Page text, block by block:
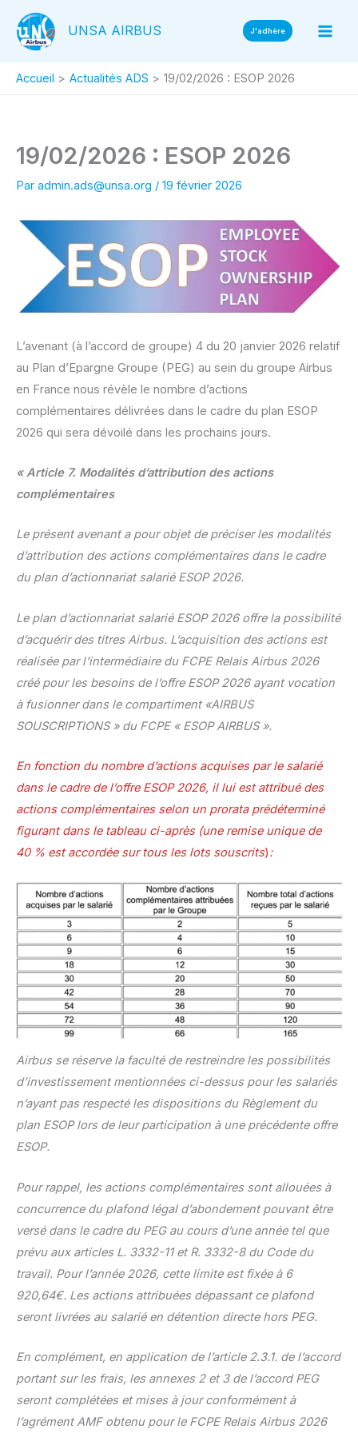
contenu
UNSA AIRBUS J'adhère
Accueil Actualités ADS 19/02/2026 : ESOP 2026
19/02/2026 : ESOP 2026
Par admin.ads@unsa.org / 19 février 2026
L’avenant (à l’accord de groupe) 4 du 20 janvier 2026 relatif
au Plan d’Epargne Groupe (PEG) au sein du groupe Airbus
en France nous révèle le nombre d’actions
complémentaires délivrées dans le cadre du plan ESOP
2026 qui sera dévoilé dans les prochains jours.
« Article 7. Modalités d’attribution des actions
complémentaires
Le présent avenant a pour objet de préciser les modalités
d’attribution des actions complémentaires dans le cadre
du plan d’actionnariat salarié ESOP 2026.
Le plan d’actionnariat salarié ESOP 2026 offre la possibilité
d’acquérir des titres Airbus. L’acquisition des actions est
réalisée par l’intermédiaire du FCPE Relais Airbus 2026
créé pour les besoins de l’offre ESOP 2026 ayant vocation
à fusionner dans le compartiment «AIRBUS
SOUSCRIPTIONS » du FCPE « ESOP AIRBUS ».
En fonction du nombre d’actions acquises par le salarié
dans le cadre de l’offre ESOP 2026, il lui est attribué des
actions complémentaires selon un prorata prédéterminé
figurant dans le tableau ci-après (une remise unique de
40 % est accordée sur tous les lots souscrits):
Airbus se réserve la faculté de restreindre les possibilités
d’investissement mentionnées ci-dessus pour les salariés
n’ayant pas respecté les dispositions du Règlement du
plan ESOP lors de leur participation à une précédente offre
ESOP.
Pour rappel, les actions complémentaires sont allouées à
concurrence du plafond légal d’abondement pouvant être
versé dans le cadre du PEG au cours d’une année tel que
prévu aux articles L. 3332-11 et R. 3332-8 du Code du
travail. Pour l’année 2026, cette limite est fixée à 6
920,64€. Les actions attribuées dépassant ce plafond
seront livrées au salarié en détention directe hors PEG.
En complément, en application de l’article 2.3.1. de l’accord
portant sur les frais, les annexes 2 et 3 de l’accord PEG
seront complétées et mises à jour conformément à
l’agrément AMF obtenu pour le FCPE Relais Airbus 2026